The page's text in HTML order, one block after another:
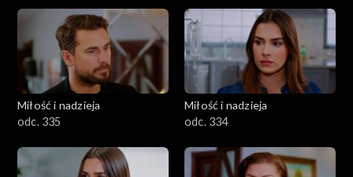
Miłość i nadzieja
odc. 335
Miłość i nadzieja
odc. 334